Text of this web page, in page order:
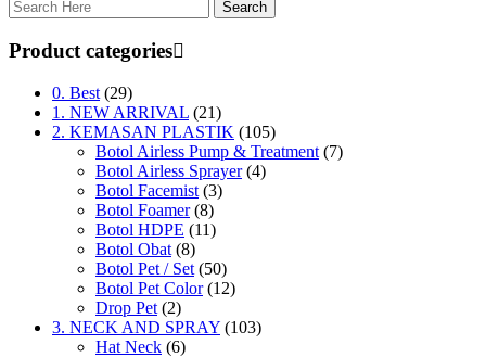
Product categories
0. Best (29)
1. NEW ARRIVAL (21)
2. KEMASAN PLASTIK (105)
Botol Airless Pump & Treatment (7)
Botol Airless Sprayer (4)
Botol Facemist (3)
Botol Foamer (8)
Botol HDPE (11)
Botol Obat (8)
Botol Pet / Set (50)
Botol Pet Color (12)
Drop Pet (2)
3. NECK AND SPRAY (103)
Hat Neck (6)